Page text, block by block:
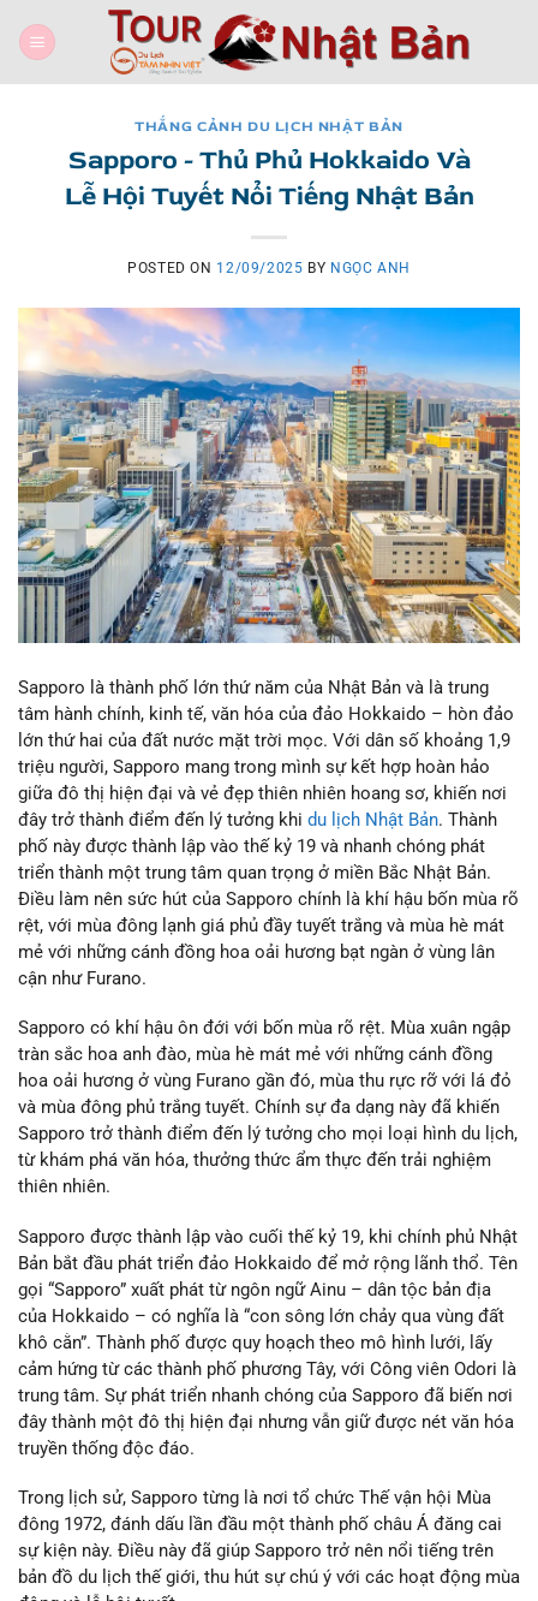
content
THẮNG CẢNH DU LỊCH NHẬT BẢN
Sapporo - Thủ Phủ Hokkaido Và
Lễ Hội Tuyết Nổi Tiếng Nhật Bản
POSTED ON 12/09/2025 BY NGỌC ANH
Sapporo là thành phố lớn thứ năm của Nhật Bản và là trung
tâm hành chính, kinh tế, văn hóa của đảo Hokkaido – hòn đảo
lớn thứ hai của đất nước mặt trời mọc. Với dân số khoảng 1,9
triệu người, Sapporo mang trong mình sự kết hợp hoàn hảo
giữa đô thị hiện đại và vẻ đẹp thiên nhiên hoang sơ, khiến nơi
đây trở thành điểm đến lý tưởng khi du lịch Nhật Bản. Thành
phố này được thành lập vào thế kỷ 19 và nhanh chóng phát
triển thành một trung tâm quan trọng ở miền Bắc Nhật Bản.
Điều làm nên sức hút của Sapporo chính là khí hậu bốn mùa rõ
rệt, với mùa đông lạnh giá phủ đầy tuyết trắng và mùa hè mát
mẻ với những cánh đồng hoa oải hương bạt ngàn ở vùng lân
cận như Furano.
Sapporo có khí hậu ôn đới với bốn mùa rõ rệt. Mùa xuân ngập
tràn sắc hoa anh đào, mùa hè mát mẻ với những cánh đồng
hoa oải hương ở vùng Furano gần đó, mùa thu rực rỡ với lá đỏ
và mùa đông phủ trắng tuyết. Chính sự đa dạng này đã khiến
Sapporo trở thành điểm đến lý tưởng cho mọi loại hình du lịch,
từ khám phá văn hóa, thưởng thức ẩm thực đến trải nghiệm
thiên nhiên.
Sapporo được thành lập vào cuối thế kỷ 19, khi chính phủ Nhật
Bản bắt đầu phát triển đảo Hokkaido để mở rộng lãnh thổ. Tên
gọi “Sapporo” xuất phát từ ngôn ngữ Ainu – dân tộc bản địa
của Hokkaido – có nghĩa là “con sông lớn chảy qua vùng đất
khô cằn”. Thành phố được quy hoạch theo mô hình lưới, lấy
cảm hứng từ các thành phố phương Tây, với Công viên Odori là
trung tâm. Sự phát triển nhanh chóng của Sapporo đã biến nơi
đây thành một đô thị hiện đại nhưng vẫn giữ được nét văn hóa
truyền thống độc đáo.
Trong lịch sử, Sapporo từng là nơi tổ chức Thế vận hội Mùa
đông 1972, đánh dấu lần đầu một thành phố châu Á đăng cai
sự kiện này. Điều này đã giúp Sapporo trở nên nổi tiếng trên
bản đồ du lịch thế giới, thu hút sự chú ý với các hoạt động mùa